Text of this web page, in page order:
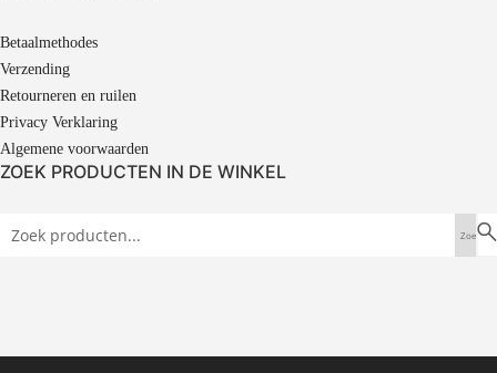
Betaalmethodes
Verzending
Retourneren en ruilen
Privacy Verklaring
Algemene voorwaarden
ZOEK PRODUCTEN IN DE WINKEL